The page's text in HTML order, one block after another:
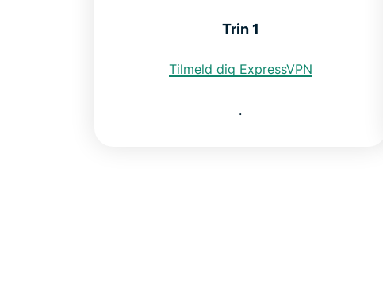
Trin 1
Tilmeld dig ExpressVPN
.